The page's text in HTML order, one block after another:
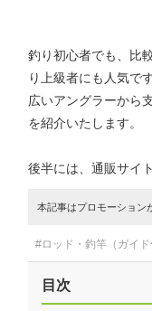
釣り初心者でも、比
り上級者にも人気で
広いアングラーから
を紹介いたします。
後半には、通販サイ
本記事はプロモーション
#ロッド・釣竿（ガイド
目次